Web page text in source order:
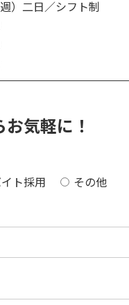
）二日／シフト制
気軽に！
ト採用 その他